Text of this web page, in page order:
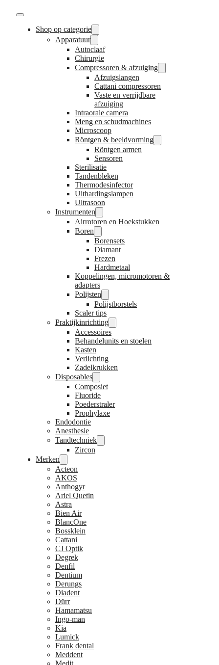
Shop op categorie
Apparatuur
Autoclaaf
Chirurgie
Compressoren & afzuiging
Afzuigslangen
Cattani compressoren
Vaste en verrijdbare
afzuiging
Intraorale camera
Meng en schudmachines
Microscoop
Röntgen & beeldvorming
Röntgen armen
Sensoren
Sterilisatie
Tandenbleken
Thermodesinfector
Uithardingslampen
Ultrasoon
Instrumenten
Airrotoren en Hoekstukken
Boren
Borensets
Diamant
Frezen
Hardmetaal
Koppelingen, micromotoren &
adapters
Polijsten
Polijstborstels
Scaler tips
Praktijkinrichting
Accessoires
Behandelunits en stoelen
Kasten
Verlichting
Zadelkrukken
Disposables
Composiet
Fluoride
Poederstraler
Prophylaxe
Endodontie
Anesthesie
Tandtechniek
Zircon
Merken
Acteon
AKOS
Anthogyr
Ariel Quetin
Astra
Bien Air
BlancOne
Bossklein
Cattani
CJ Optik
Degrek
Denfil
Dentium
Derungs
Diadent
Dürr
Hamamatsu
Ingo-man
Kia
Lumick
Frank dental
Meddent
Medit